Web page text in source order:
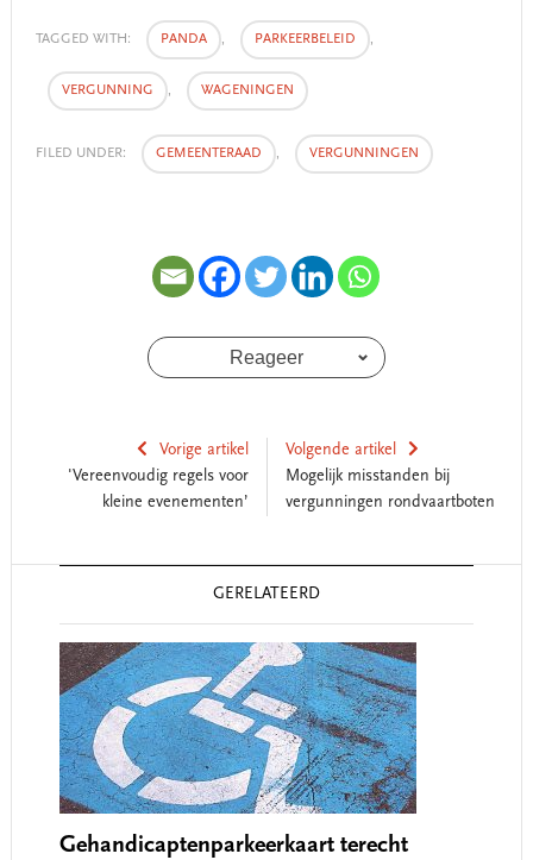
TAGGED WITH: PANDA , PARKEERBELEID ,
VERGUNNING , WAGENINGEN
FILED UNDER: GEMEENTERAAD , VERGUNNINGEN
Reageer
Vorige artikel
'Vereenvoudig regels voor
kleine evenementen’
Volgende artikel
Mogelijk misstanden bij
vergunningen rondvaartboten
GERELATEERD
Gehandicaptenparkeerkaart terecht